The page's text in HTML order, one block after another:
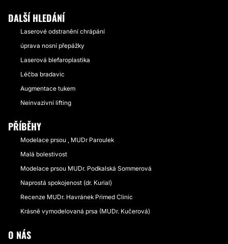
DALŠÍ HLEDÁNÍ
Laserové odstranění chrápání
úprava nosní přepážky
Laserová blefaroplastika
Léčba bradavic
Augmentace tukem
Neinvazivní lifting
PŘÍBĚHY
Modelace prsou , MUDr Paroulek
Malá bolestivost
Modelace prsou MUDr. Podkalská Sommerová
Naprostá spokojenost (dr. Kurial)
Recenze MUDr. Havránek Primed Clinic
Krásně vymodelovaná prsa (MUDr. Kučerová)
O NÁS